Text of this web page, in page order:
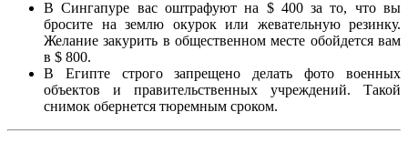
В Сингапуре вас оштрафуют на $ 400 за то, что вы
бросите на землю окурок или жевательную резинку.
Желание закурить в общественном месте обойдется вам
в $ 800.
В Египте строго запрещено делать фото военных
объектов и правительственных учреждений. Такой
снимок обернется тюремным сроком.